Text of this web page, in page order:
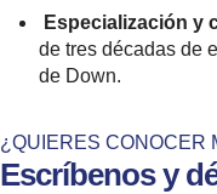
Especialización y
de tres décadas de
de Down.
¿QUIERES CONOCER
Escríbenos y